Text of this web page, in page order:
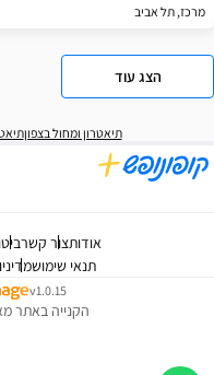
מרכז, תל אביב
הצג עוד
תיאטרון ומחול בצפון
אודותצור קשר
תנאי שימוש
v1.0.15
הקנייה באתר